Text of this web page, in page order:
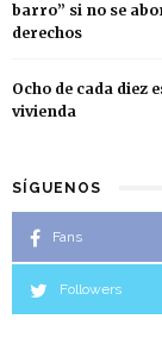
barro” si no se
derechos
Ocho de cada diez
vivienda
SÍGUENOS
Fans
Followers